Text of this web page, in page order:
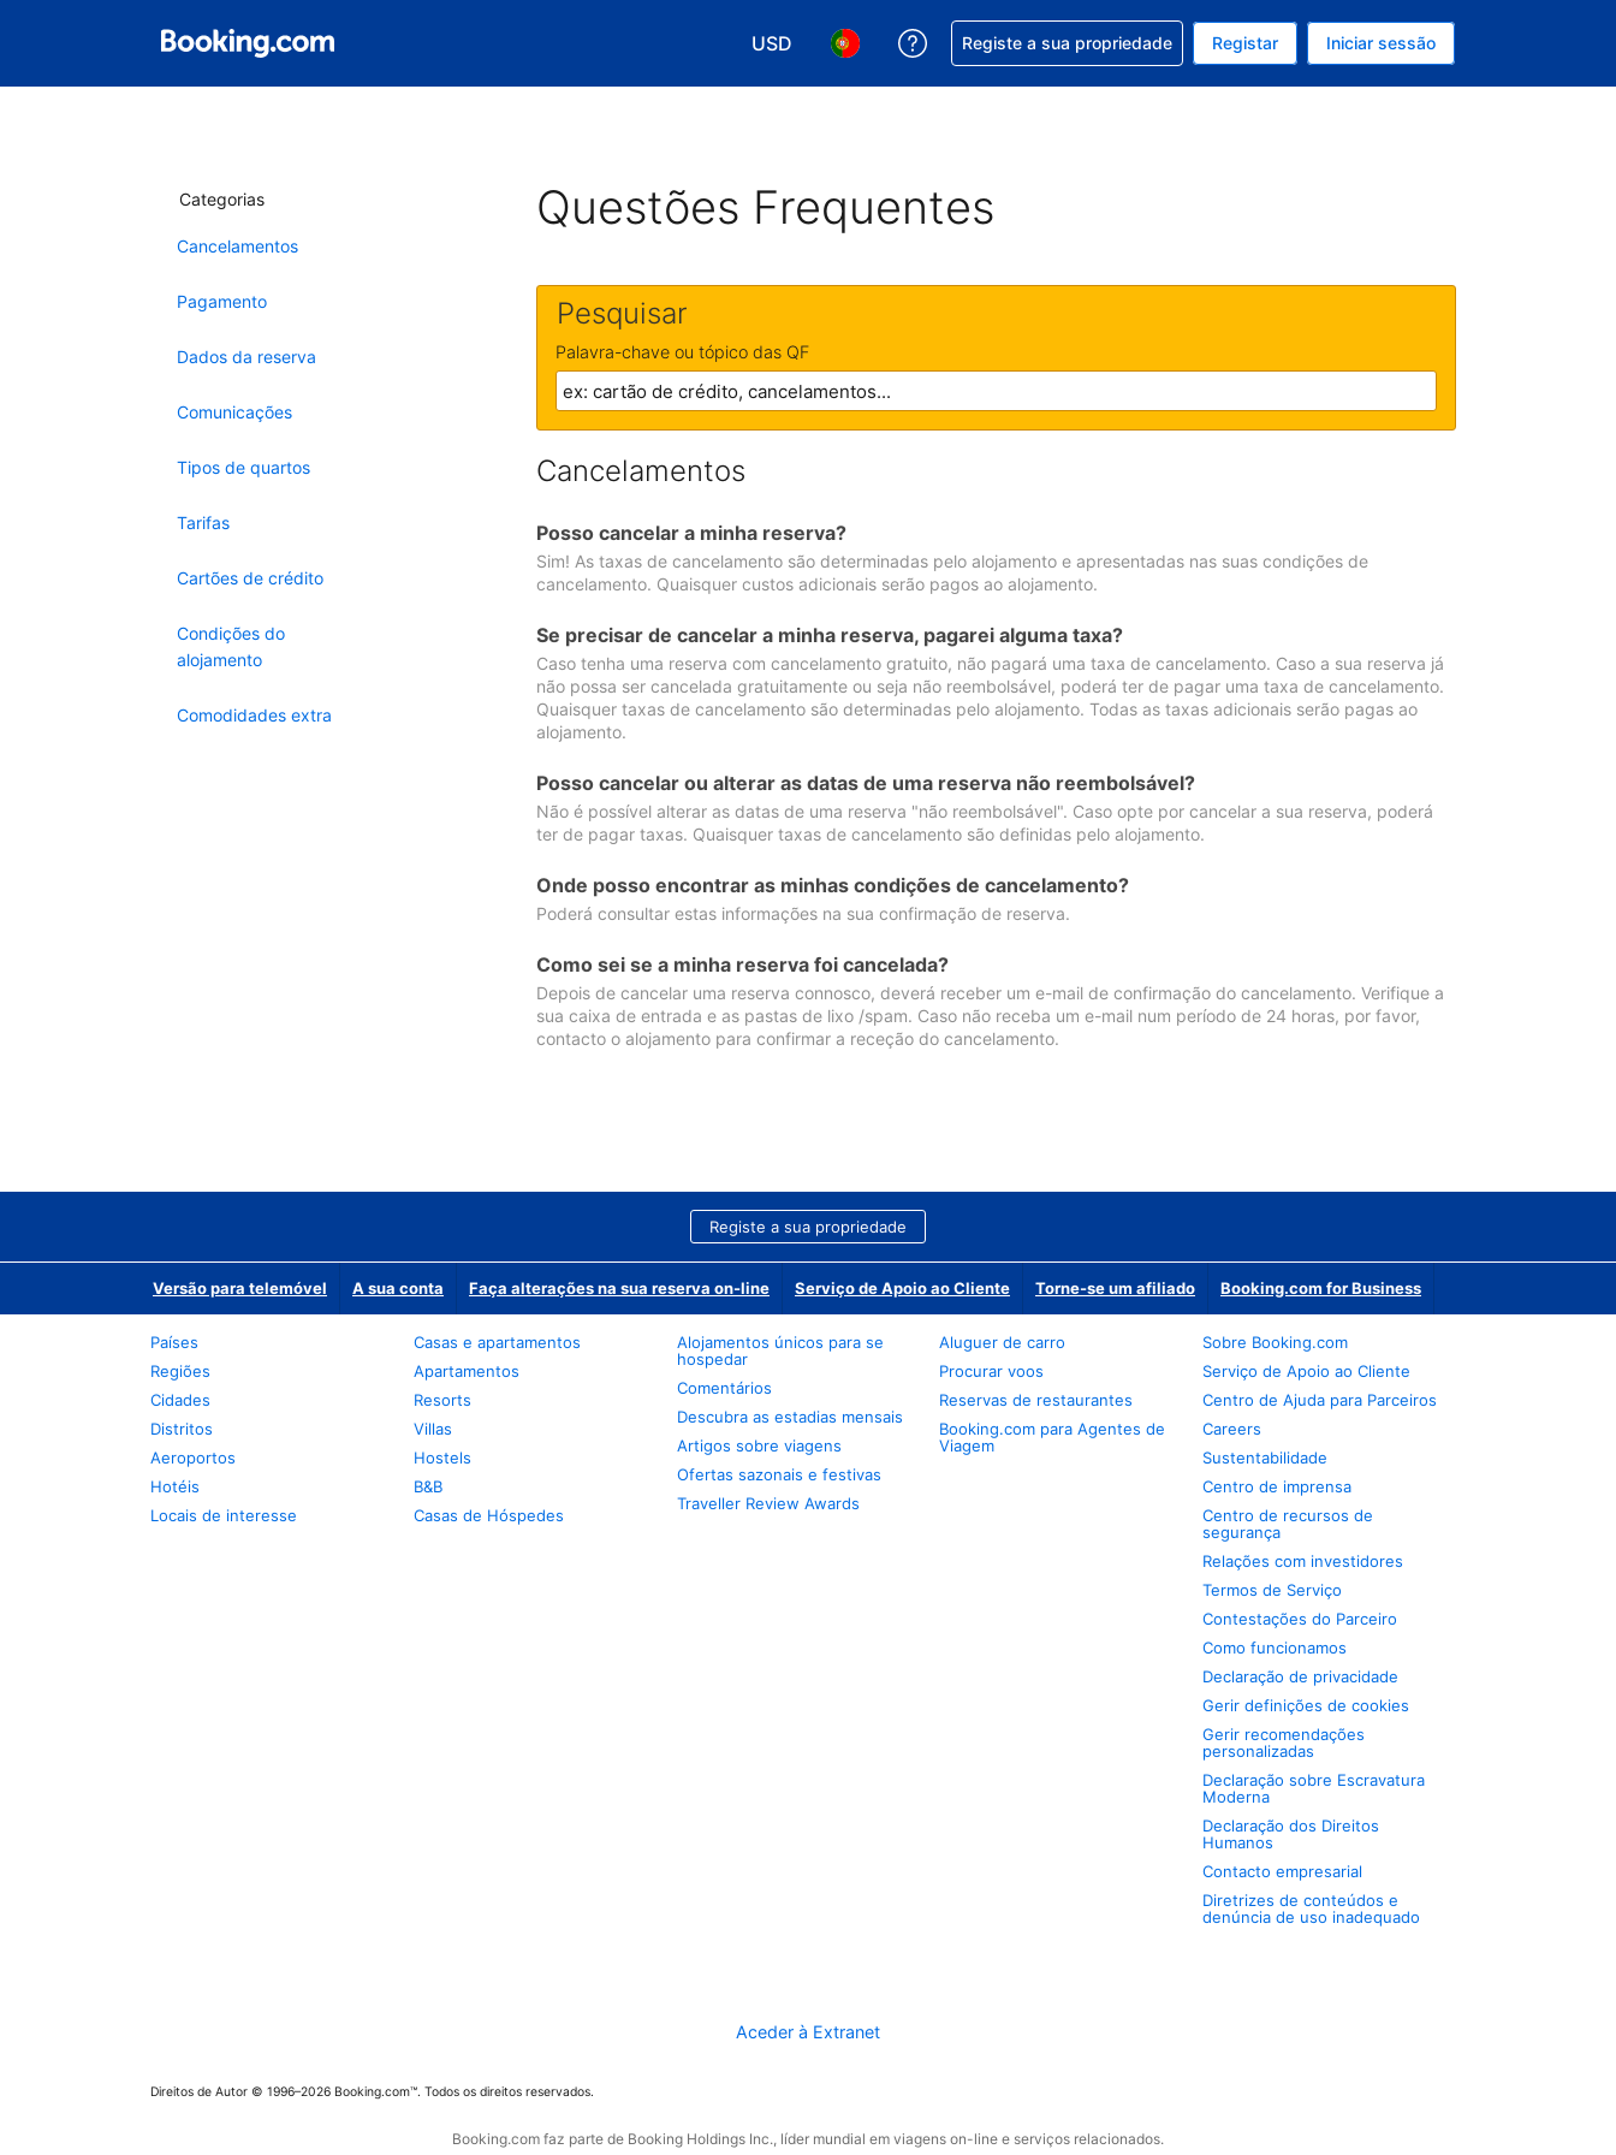
USD
Escolha a sua moeda. A sua moeda atual é Dólar dos EUA
Escolha o seu idioma. O seu idioma atual é Português
Obtenha ajuda com a sua reserva
Registe a sua propriedade Registar Iniciar sessão
Categorias
Cancelamentos
Pagamento
Dados da reserva
Comunicações
Tipos de quartos
Tarifas
Cartões de crédito
Condições do
alojamento
Comodidades extra
Questões Frequentes
Pesquisar
Palavra-chave ou tópico das QF
Cancelamentos
Posso cancelar a minha reserva?
Sim! As taxas de cancelamento são determinadas pelo alojamento e apresentadas nas suas condições de
cancelamento. Quaisquer custos adicionais serão pagos ao alojamento.
Se precisar de cancelar a minha reserva, pagarei alguma taxa?
Caso tenha uma reserva com cancelamento gratuito, não pagará uma taxa de cancelamento. Caso a sua reserva já
não possa ser cancelada gratuitamente ou seja não reembolsável, poderá ter de pagar uma taxa de cancelamento.
Quaisquer taxas de cancelamento são determinadas pelo alojamento. Todas as taxas adicionais serão pagas ao
alojamento.
Posso cancelar ou alterar as datas de uma reserva não reembolsável?
Não é possível alterar as datas de uma reserva "não reembolsável". Caso opte por cancelar a sua reserva, poderá
ter de pagar taxas. Quaisquer taxas de cancelamento são definidas pelo alojamento.
Onde posso encontrar as minhas condições de cancelamento?
Poderá consultar estas informações na sua confirmação de reserva.
Como sei se a minha reserva foi cancelada?
Depois de cancelar uma reserva connosco, deverá receber um e-mail de confirmação do cancelamento. Verifique a
sua caixa de entrada e as pastas de lixo /spam. Caso não receba um e-mail num período de 24 horas, por favor,
contacto o alojamento para confirmar a receção do cancelamento.
Registe a sua propriedade
Versão para telemóvel A sua conta Faça alterações na sua reserva on-line Serviço de Apoio ao Cliente Torne-se um afiliado Booking.com for Business
Países
Regiões
Cidades
Distritos
Aeroportos
Hotéis
Locais de interesse
Casas e apartamentos
Apartamentos
Resorts
Villas
Hostels
B&B
Casas de Hóspedes
Alojamentos únicos para se
hospedar
Comentários
Descubra as estadias mensais
Artigos sobre viagens
Ofertas sazonais e festivas
Traveller Review Awards
Aluguer de carro
Procurar voos
Reservas de restaurantes
Booking.com para Agentes de
Viagem
Sobre Booking.com
Serviço de Apoio ao Cliente
Centro de Ajuda para Parceiros
Careers
Sustentabilidade
Centro de imprensa
Centro de recursos de
segurança
Relações com investidores
Termos de Serviço
Contestações do Parceiro
Como funcionamos
Declaração de privacidade
Gerir definições de cookies
Gerir recomendações
personalizadas
Declaração sobre Escravatura
Moderna
Declaração dos Direitos
Humanos
Contacto empresarial
Diretrizes de conteúdos e
denúncia de uso inadequado
Aceder à Extranet
Direitos de Autor © 1996–2026 Booking.com™. Todos os direitos reservados.
Booking.com faz parte de Booking Holdings Inc., líder mundial em viagens on-line e serviços relacionados.